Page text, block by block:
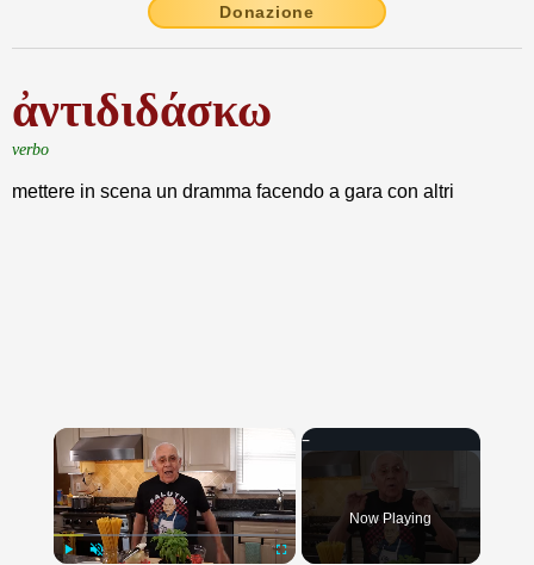
Donazione
ἀντιδιδάσκω
verbo
mettere in scena un dramma facendo a gara con altri
Now Playing